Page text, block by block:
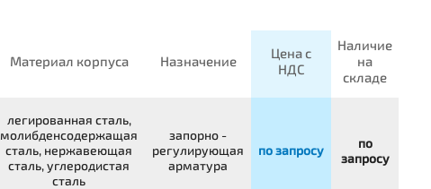
Материал корпуса Назначение
Цена с
НДС
Наличие
на
складе
легированная сталь,
молибденсодержащая
сталь, нержавеющая
сталь, углеродистая
сталь
запорно -
регулирующая
арматура
по запросу
по
запросу